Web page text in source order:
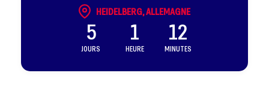
HEIDELBERG, ALLEMAGNE
5
JOURS
1
HEURE
12
MINUTES